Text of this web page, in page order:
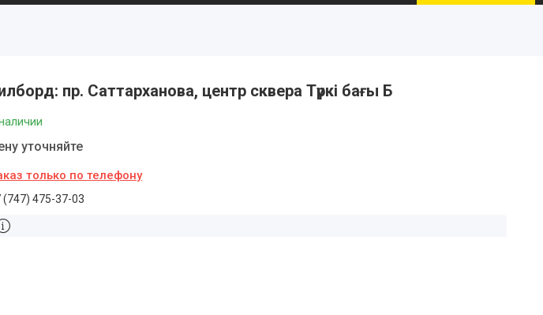
пр. Саттарханова, центр сквера Түркі бағы Б
уточняйте
только по телефону
(747) 475-37-03